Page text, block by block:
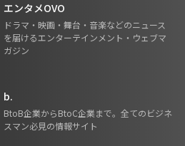
エンタメOVO
ドラマ・映画・舞台・音楽などのニュース
を届けるエンターテインメント・ウェブマ
ガジン
b.
BtoB企業からBtoC企業まで。全てのビジネ
スマン必見の情報サイト